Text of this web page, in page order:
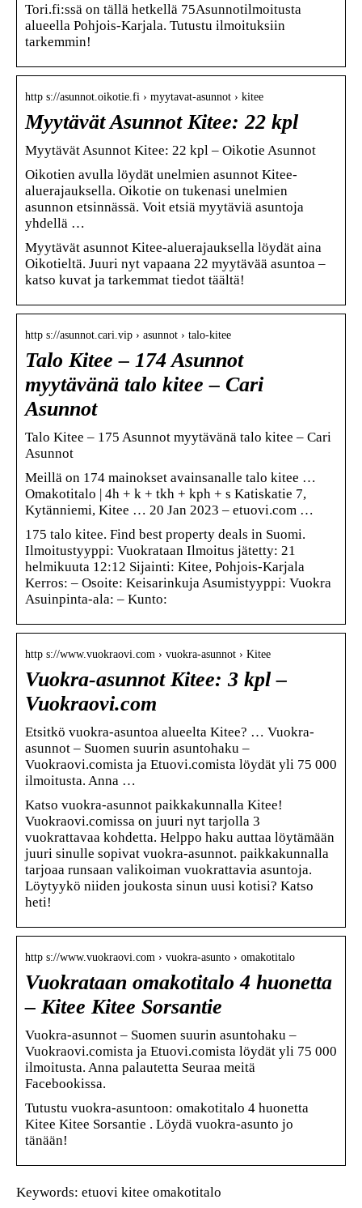
Tori.fi:ssä on tällä hetkellä 75Asunnotilmoitusta
alueella Pohjois-Karjala. Tutustu ilmoituksiin
tarkemmin!
http s://asunnot.oikotie.fi › myytavat-asunnot › kitee
Myytävät Asunnot Kitee: 22 kpl
Myytävät Asunnot Kitee: 22 kpl – Oikotie Asunnot
Oikotien avulla löydät unelmien asunnot Kitee-
aluerajauksella. Oikotie on tukenasi unelmien
asunnon etsinnässä. Voit etsiä myytäviä asuntoja
yhdellä …
Myytävät asunnot Kitee-aluerajauksella löydät aina
Oikotieltä. Juuri nyt vapaana 22 myytävää asuntoa –
katso kuvat ja tarkemmat tiedot täältä!
http s://asunnot.cari.vip › asunnot › talo-kitee
Talo Kitee – 174 Asunnot
myytävänä talo kitee – Cari
Asunnot
Talo Kitee – 175 Asunnot myytävänä talo kitee – Cari
Asunnot
Meillä on 174 mainokset avainsanalle talo kitee …
Omakotitalo | 4h + k + tkh + kph + s Katiskatie 7,
Kytänniemi, Kitee … 20 Jan 2023 – etuovi.com …
175 talo kitee. Find best property deals in Suomi.
Ilmoitustyyppi: Vuokrataan Ilmoitus jätetty: 21
helmikuuta 12:12 Sijainti: Kitee, Pohjois-Karjala
Kerros: – Osoite: Keisarinkuja Asumistyyppi: Vuokra
Asuinpinta-ala: – Kunto:
http s://www.vuokraovi.com › vuokra-asunnot › Kitee
Vuokra-asunnot Kitee: 3 kpl –
Vuokraovi.com
Etsitkö vuokra-asuntoa alueelta Kitee? … Vuokra-
asunnot – Suomen suurin asuntohaku –
Vuokraovi.comista ja Etuovi.comista löydät yli 75 000
ilmoitusta. Anna …
Katso vuokra-asunnot paikkakunnalla Kitee!
Vuokraovi.comissa on juuri nyt tarjolla 3
vuokrattavaa kohdetta. Helppo haku auttaa löytämään
juuri sinulle sopivat vuokra-asunnot. paikkakunnalla
tarjoaa runsaan valikoiman vuokrattavia asuntoja.
Löytyykö niiden joukosta sinun uusi kotisi? Katso
heti!
http s://www.vuokraovi.com › vuokra-asunto › omakotitalo
Vuokrataan omakotitalo 4 huonetta
– Kitee Kitee Sorsantie
Vuokra-asunnot – Suomen suurin asuntohaku –
Vuokraovi.comista ja Etuovi.comista löydät yli 75 000
ilmoitusta. Anna palautetta Seuraa meitä
Facebookissa.
Tutustu vuokra-asuntoon: omakotitalo 4 huonetta
Kitee Kitee Sorsantie . Löydä vuokra-asunto jo
tänään!
Keywords: etuovi kitee omakotitalo